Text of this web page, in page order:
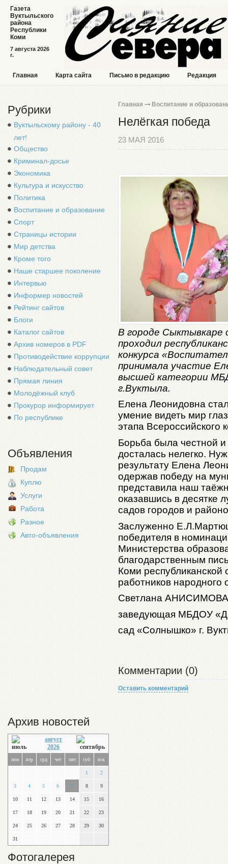
7 августа 2026
г.
Газета
Вуктыльского
района
Республики
Коми
Главная Карта сайта Письмо в редакцию Редакция
Рубрики
Вуктыльскому району - 40
лет!
Общество
Криминал-досье
Экономика
Культура и искусство
Политика
Воспитание и образование
Спорт
Страницы истории
Мир детства
Кроме того
Наше старшее поколение
Интервью
Информер новостей
Рейтинг сайтов
Блоги
Каталог сайтов
Архив номеров в PDF
Противодействие коррупции
Наблюдательный совет
Прямая линия
Молодёжный клуб
Прокурор информирует
По республике
Объявления
Продам
Куплю
Услуги
Работа
Разное
Авто-объявления
Архив новостей
август
2026
пон втр срд чет пят суб вск
1 2
3 4 5 6 7 8 9
10 11 12 13 14 15 16
17 18 19 20 21 22 23
24 25 26 27 28 29 30
31
Фотогалерея
Главная Воспитание и
Нелёгкая победа
23 МАЯ 2016
В городе Сыктывкаре
проходил
конкурса
принимала участие
высшей категории
г.Вуктыла.
Елена Леонидовна
умение видеть мир
этапа Всероссийского
Борьба была честной
досталась нелегко.
результату Елена
одержав победу на
представила наш
оказавшись в десятке
садов городов и
Заслуженно
победителя в
Министерства
благодарственным
Коми
работников народного
Светлана АНИСИМОВА
заведующая МБДОУ
сад «Солнышко» г.
Комментарии (0)
Оставить комментарий